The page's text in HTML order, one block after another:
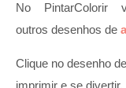
No PintarColorir
outros desenhos de
Clique no desenho